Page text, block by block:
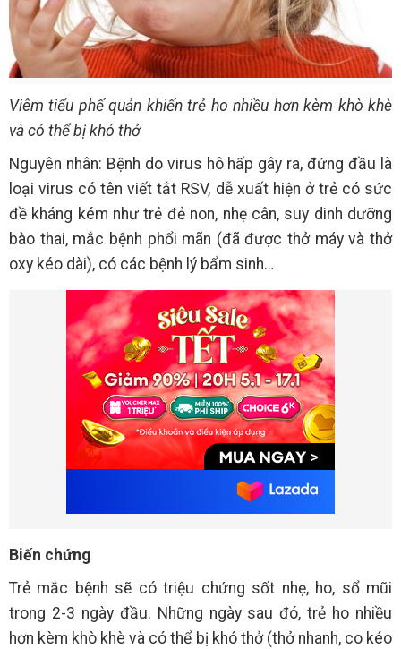
Viêm tiểu phế quản khiến trẻ ho nhiều hơn kèm khò khè
và có thể bị khó thở
Nguyên nhân: Bệnh do virus hô hấp gây ra, đứng đầu là
loại virus có tên viết tắt RSV, dễ xuất hiện ở trẻ có sức
đề kháng kém như trẻ đẻ non, nhẹ cân, suy dinh dưỡng
bào thai, mắc bệnh phổi mãn (đã được thở máy và thở
oxy kéo dài), có các bệnh lý bẩm sinh…
Biến chứng
Trẻ mắc bệnh sẽ có triệu chứng sốt nhẹ, ho, sổ mũi
trong 2-3 ngày đầu. Những ngày sau đó, trẻ ho nhiều
hơn kèm khò khè và có thể bị khó thở (thở nhanh, co kéo